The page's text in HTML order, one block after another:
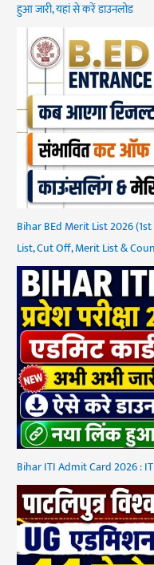
हुआ जारी, यहां से करें डाउनलोड
Bihar BEd Merit List 2026
List, Cut Off, Merit List &
Bihar ITI Admit Card 2026 :